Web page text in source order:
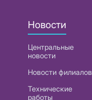
Новости
Центральные
новости
Новости филиалов
Технические
работы